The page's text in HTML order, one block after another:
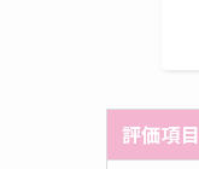
評価項目